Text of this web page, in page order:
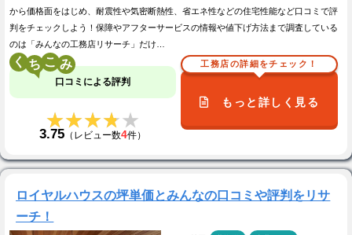
から価格面をはじめ、耐震性や気密断熱性、省エネ性などの住宅性能など口コミで評
判をチェックしよう！保障やアフターサービスの情報や値下げ方法まで調査している
のは「みんなの工務店リサーチ」だけ…
く こ
口コミによる評判
★★★★★
★★★★★
3.75 （レビュー数4件）
工務店の詳細をチェック！
もっと詳しく見る
ロイヤルハウスの坪単価とみんなの口コミや評判をリサ
ーチ！